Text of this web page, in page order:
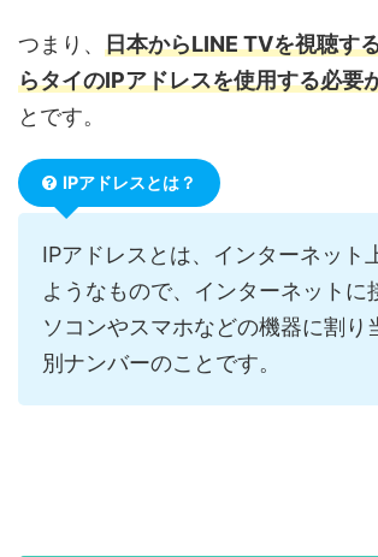
つまり、 日本からLINE TVを視聴す
らタイのIPアドレスを使用する必要
とです。
IPアドレスとは？
IPアドレスとは、インターネット
ようなもので、インターネットに
ソコンやスマホなどの機器に割り
別ナンバーのことです。